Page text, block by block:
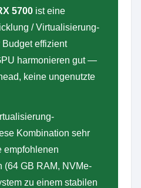
5700 ist eine
/ Virtualisierung-
effizient
harmonieren gut —
keine ungenutzte
Kombination sehr
empfohlenen
(64 GB RAM, NVMe-
zu einem stabilen